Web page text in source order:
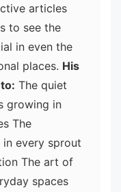
articles
to see the
in even the
places. His
The quiet
growing in
The
every sprout
The art of
spaces